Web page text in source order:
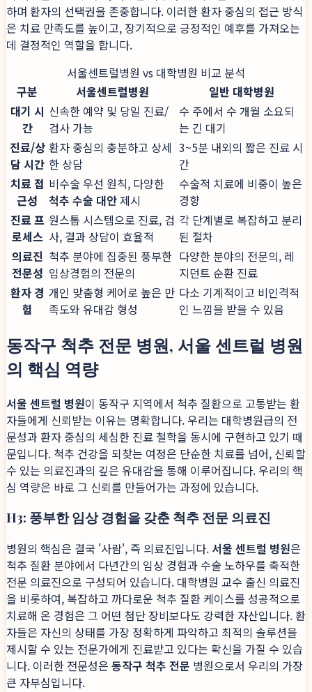
하며 환자의 선택권을 존중합니다. 이러한 환자 중심의 접근 방식
은 치료 만족도를 높이고, 장기적으로 긍정적인 예후를 가져오는
데 결정적인 역할을 합니다.
서울센트럴병원 vs 대학병원 비교 분석
구분
서울센트럴병원
일반 대학병원
대기 시
간
신속한 예약 및 당일 진료/
검사 가능
수 주에서 수 개월 소요되
는 긴 대기
진료/상
담 시간
환자 중심의 충분하고 상세
한 상담
3~5분 내외의 짧은 진료 시
간
치료 접
근성
비수술 우선 원칙, 다양한
척추 수술 대안제시
수술적 치료에 비중이 높은
경향
진료 프
로세스
원스톱 시스템으로 진료, 검
사, 결과 상담이 효율적
각 단계별로 복잡하고 분리
된 절차
의료진
전문성
척추 분야에 집중된 풍부한
임상경험의 전문의
다양한 분야의 전문의, 레
지던트 순환 진료
환자 경
험
개인 맞춤형 케어로 높은 만
족도와 유대감 형성
다소 기계적이고 비인격적
인 느낌을 받을 수 있음
동작구 척추 전문 병원, 서울 센트럴 병원
의 핵심 역량
서울 센트럴 병원이 동작구 지역에서 척추 질환으로 고통받는 환
자들에게 신뢰받는 이유는 명확합니다. 우리는 대학병원급의 전
문성과 환자 중심의 세심한 진료 철학을 동시에 구현하고 있기 때
문입니다. 척추 건강을 되찾는 여정은 단순한 치료를 넘어, 신뢰할
수 있는 의료진과의 깊은 유대감을 통해 이루어집니다. 우리의 핵
심 역량은 바로 그 신뢰를 만들어가는 과정에 있습니다.
H3: 풍부한 임상 경험을 갖춘 척추 전문 의료진
병원의 핵심은 결국 '사람', 즉 의료진입니다. 서울 센트럴 병원은
척추 질환 분야에서 다년간의 임상 경험과 수술 노하우를 축적한
전문 의료진으로 구성되어 있습니다. 대학병원 교수 출신 의료진
을 비롯하여, 복잡하고 까다로운 척추 질환 케이스를 성공적으로
치료해 온 경험은 그 어떤 첨단 장비보다도 강력한 자산입니다. 환
자들은 자신의 상태를 가장 정확하게 파악하고 최적의 솔루션을
제시할 수 있는 전문가에게 진료받고 있다는 확신을 가질 수 있습
니다. 이러한 전문성은 동작구 척추 전문 병원으로서 우리의 가장
큰 자부심입니다.